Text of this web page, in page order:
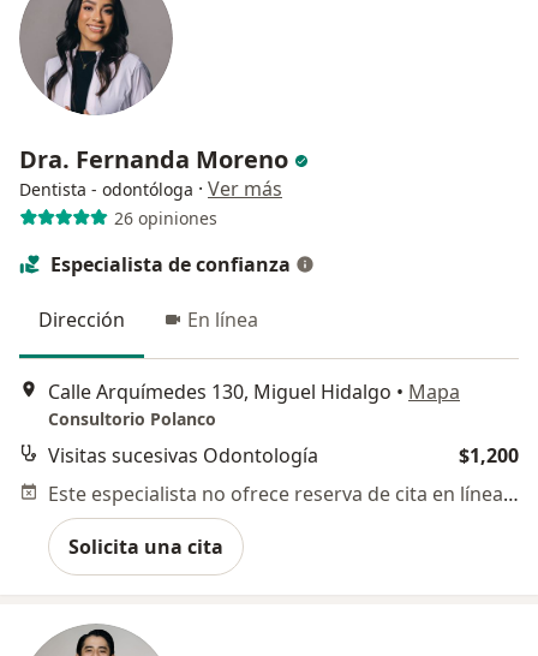
Dra. Fernanda Moreno
Dentista - odontóloga · Ver más
26 opiniones
Especialista de confianza
Dirección En línea
Calle Arquímedes 130, Miguel Hidalgo • Mapa
Consultorio Polanco
Visitas sucesivas Odontología
$1,200
Este especialista no ofrece reserva de cita en línea en esta dirección.
Solicita una cita